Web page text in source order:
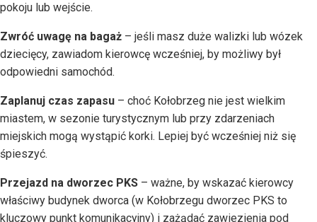
pokoju lub wejście.
Zwróć uwagę na bagaż – jeśli masz duże walizki lub wózek
dziecięcy, zawiadom kierowcę wcześniej, by możliwy był
odpowiedni samochód.
Zaplanuj czas zapasu – choć Kołobrzeg nie jest wielkim
miastem, w sezonie turystycznym lub przy zdarzeniach
miejskich mogą wystąpić korki. Lepiej być wcześniej niż się
śpieszyć.
Przejazd na dworzec PKS – ważne, by wskazać kierowcy
właściwy budynek dworca (w Kołobrzegu dworzec PKS to
kluczowy punkt komunikacyjny) i zażądać zawiezienia pod